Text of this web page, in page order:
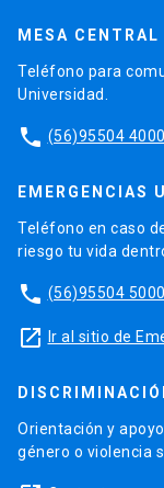
MESA CENTRAL
Teléfono para
Universidad.
phone (56)95504 4000
EMERGENCIAS
Teléfono en caso
riesgo tu vida
phone (56)95504 5000
launch Ir al sitio de
Orientación y
género o violencia